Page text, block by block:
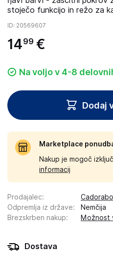
stoječo funkcijo in režo za
ID: 20569607
1499 €
Na voljo v 4-8
Dodaj
Marketplace
Nakup je mogoč
informacij
Prodajalec:
Odpremlja iz države:
Nemčija
Brezskrben nakup: Možnost
Dostava